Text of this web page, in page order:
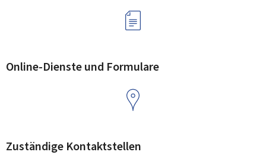
Online-Dienste und Formulare
Zuständige Kontaktstellen